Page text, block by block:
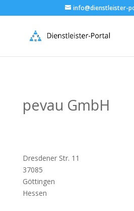
info@dienstleister-
pevau GmbH
Dresdener Str. 11
37085
Göttingen
Hessen